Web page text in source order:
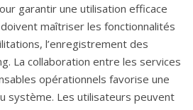
garantir une utilisation efficace
maîtriser les fonctionnalités
l’enregistrement des
La collaboration entre les services
opérationnels favorise une
système. Les utilisateurs peuvent